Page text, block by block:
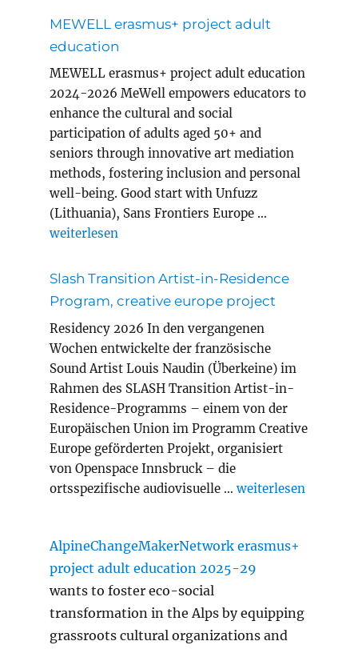
MEWELL erasmus+ project adult
education
MEWELL erasmus+ project adult education
2024-2026 MeWell empowers educators to
enhance the cultural and social
participation of adults aged 50+ and
seniors through innovative art mediation
methods, fostering inclusion and personal
well-being. Good start with Unfuzz
(Lithuania), Sans Frontiers Europe …
„MEWELL erasmus+ project adult education“
weiterlesen
Slash Transition Artist-in-Residence
Program, creative europe project
Residency 2026 In den vergangenen
Wochen entwickelte der französische
Sound Artist Louis Naudin (Überkeine) im
Rahmen des SLASH Transition Artist-in-
Residence-Programms – einem von der
Europäischen Union im Programm Creative
Europe geförderten Projekt, organisiert
von Openspace Innsbruck – die
ortsspezifische audiovisuelle …„Slash Transition
weiterlesen
AlpineChangeMakerNetwork erasmus+
project adult education 2025-29
wants to foster eco-social
transformation in the Alps by equipping
grassroots cultural organizations and